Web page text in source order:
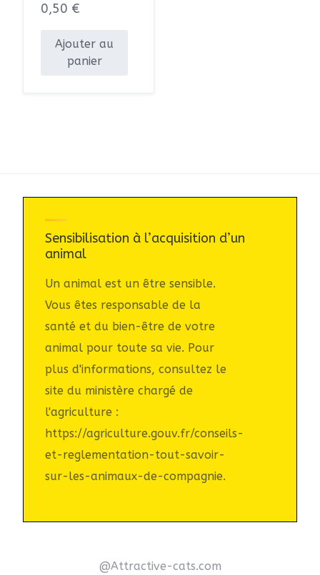
0,50 €
Ajouter au
panier
Sensibilisation à l’acquisition d’un
animal
Un animal est un être sensible.
Vous êtes responsable de la
santé et du bien-être de votre
animal pour toute sa vie. Pour
plus d'informations, consultez le
site du ministère chargé de
l'agriculture :
https://agriculture.gouv.fr/conseils-
et-reglementation-tout-savoir-
sur-les-animaux-de-compagnie.
@Attractive-cats.com